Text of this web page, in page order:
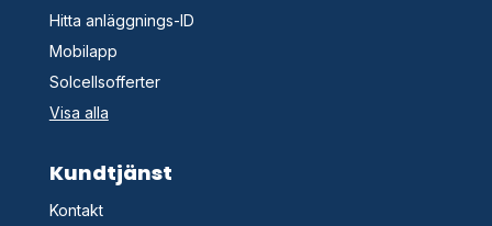
Hitta anläggnings-ID
Mobilapp
Solcellsofferter
Visa alla
Kundtjänst
Kontakt